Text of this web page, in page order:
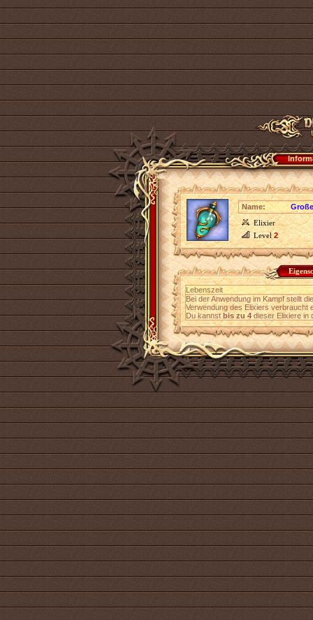
Name:
Elixier
Level2
Lebenszeit
Bei der Anwendung im Kampf stellt
Verwendung des Elixiers verbraucht
Du kannstbis zu 4dieser Elixiere in